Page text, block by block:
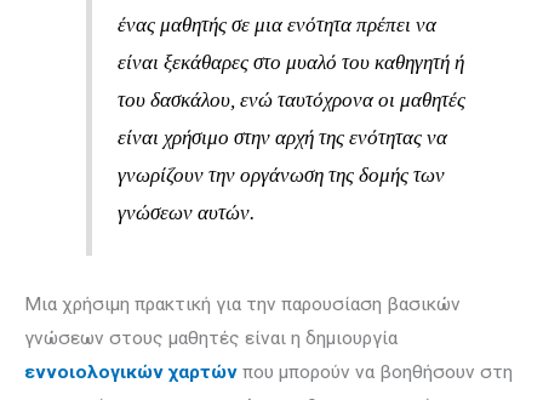
ένας μαθητής σε μια ενότητα πρέπει να
είναι ξεκάθαρες στο μυαλό του καθηγητή ή
του δασκάλου, ενώ ταυτόχρονα οι μαθητές
είναι χρήσιμο στην αρχή της ενότητας να
γνωρίζουν την οργάνωση της δομής των
γνώσεων αυτών.
Μια χρήσιμη πρακτική για την παρουσίαση βασικών
γνώσεων στους μαθητές είναι η δημιουργία
εννοιολογικών χαρτών που μπορούν να βοηθήσουν στη